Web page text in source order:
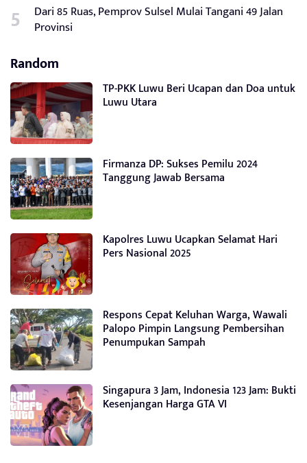
Dari 85 Ruas, Pemprov Sulsel Mulai Tangani 49 Jalan
Provinsi
Random
TP-PKK Luwu Beri Ucapan dan Doa untuk
Luwu Utara
Firmanza DP: Sukses Pemilu 2024
Tanggung Jawab Bersama
Kapolres Luwu Ucapkan Selamat Hari
Pers Nasional 2025
Respons Cepat Keluhan Warga, Wawali
Palopo Pimpin Langsung Pembersihan
Penumpukan Sampah
Singapura 3 Jam, Indonesia 123 Jam: Bukti
Kesenjangan Harga GTA VI